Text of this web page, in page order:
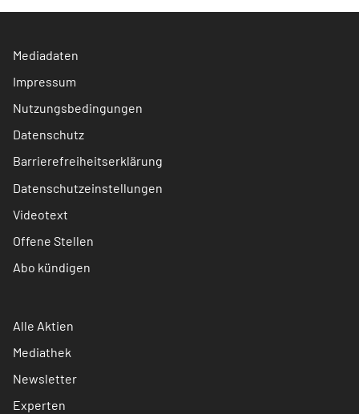
Mediadaten
Impressum
Nutzungsbedingungen
Datenschutz
Barrierefreiheitserklärung
Datenschutzeinstellungen
Videotext
Offene Stellen
Abo kündigen
Alle Aktien
Mediathek
Newsletter
Experten